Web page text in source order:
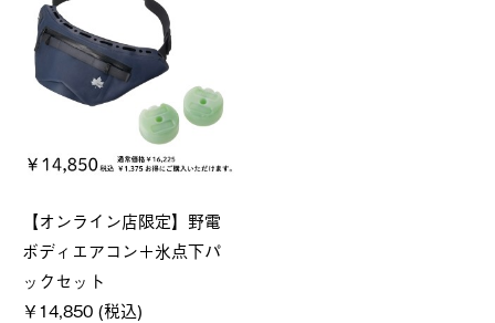
【オンライン店限定】野電
ボディエアコン＋氷点下パ
ックセット
￥14,850 (税込)